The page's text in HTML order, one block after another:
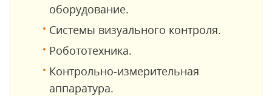
оборудование.
Системы визуального контроля.
Робототехника.
Контрольно-измерительная
аппаратура.